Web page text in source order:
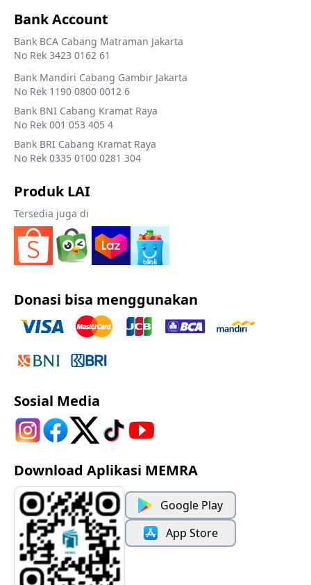
Bank Account
Bank BCA Cabang Matraman Jakarta
No Rek 3423 0162 61
Bank Mandiri Cabang Gambir Jakarta
No Rek 1190 0800 0012 6
Bank BNI Cabang Kramat Raya
No Rek 001 053 405 4
Bank BRI Cabang Kramat Raya
No Rek 0335 0100 0281 304
Produk LAI
Tersedia juga di
Donasi bisa menggunakan
Sosial Media
Download Aplikasi MEMRA
Google Play
App Store